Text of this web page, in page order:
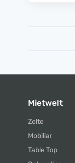
Mietwelt
Zelte
Mobiliar
Table Top